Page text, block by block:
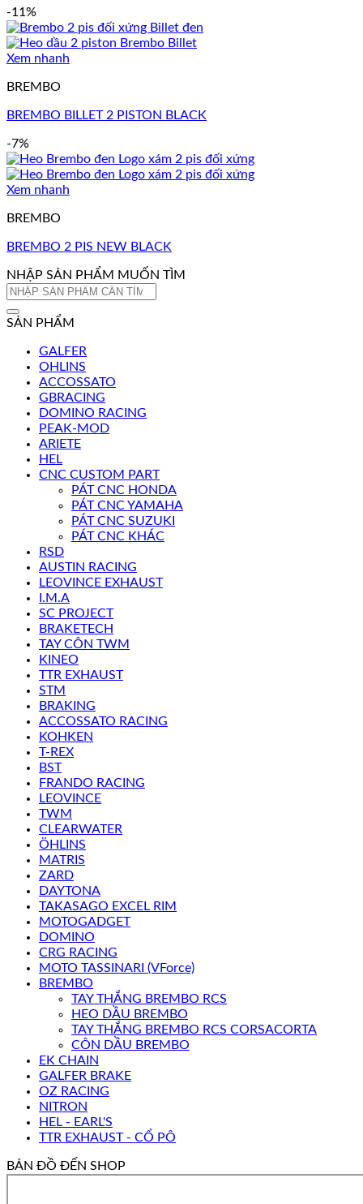
-11%
Xem nhanh
BREMBO
BREMBO BILLET 2 PISTON BLACK
-7%
Xem nhanh
BREMBO
BREMBO 2 PIS NEW BLACK
NHẬP SẢN PHẨM MUỐN TÌM
Tìm
SẢN PHẨM
GALFER
OHLINS
ACCOSSATO
GBRACING
DOMINO RACING
PEAK-MOD
ARIETE
HEL
CNC CUSTOM PART
PÁT CNC HONDA
PÁT CNC YAMAHA
PÁT CNC SUZUKI
PÁT CNC KHÁC
RSD
AUSTIN RACING
LEOVINCE EXHAUST
I.M.A
SC PROJECT
BRAKETECH
TAY CÔN TWM
KINEO
TTR EXHAUST
STM
BRAKING
ACCOSSATO RACING
KOHKEN
T-REX
BST
FRANDO RACING
LEOVINCE
TWM
CLEARWATER
ÖHLINS
MATRIS
ZARD
DAYTONA
TAKASAGO EXCEL RIM
MOTOGADGET
DOMINO
CRG RACING
MOTO TASSINARI (VForce)
BREMBO
TAY THẮNG BREMBO RCS
HEO DẦU BREMBO
TAY THẮNG BREMBO RCS CORSACORTA
CÔN DẦU BREMBO
EK CHAIN
GALFER BRAKE
OZ RACING
NITRON
HEL - EARL'S
TTR EXHAUST - CỔ PÔ
BẢN ĐỒ ĐẾN SHOP